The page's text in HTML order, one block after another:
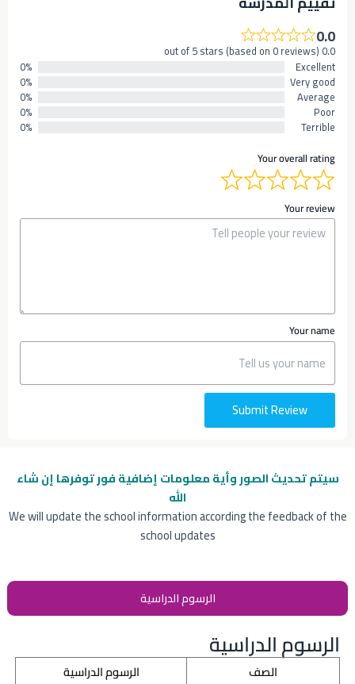
سيتم تحديث الصور وأية معلومات إضافيةفور توفرها إن شاء
الله
We will update the school information according the feedback of the
school updates
الرسوم الدراسية
الرسوم الدراسية
الصف
الرسوم الدراسية
0.0
0.0 out of 5 stars (based on 0 reviews)
Excellent
0%
Very good
0%
Average
0%
Poor
0%
Terrible
0%
Your overall rating
Your review
Your name
Submit Review